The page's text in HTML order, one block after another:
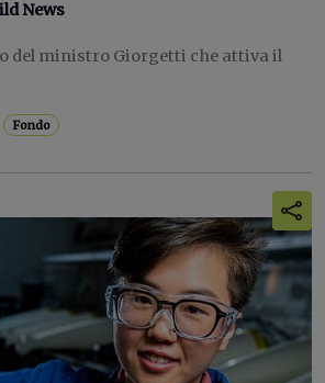
News
del ministro Giorgetti che attiva il
Fondo